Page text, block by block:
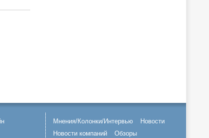
Мнения/Колонки/Интервью
Новости
Новости компаний
Обзоры